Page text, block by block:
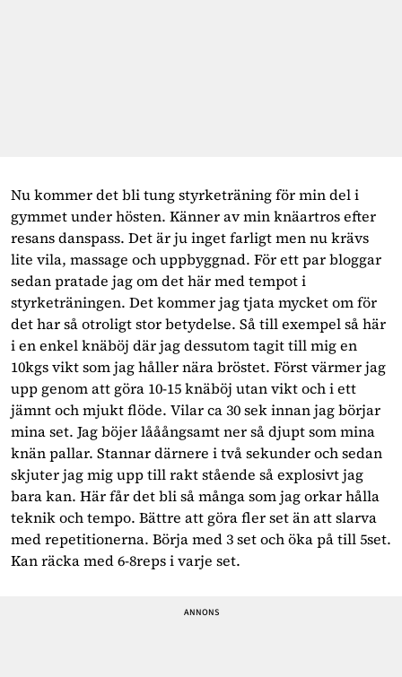
Nu kommer det bli tung styrketräning för min del i
gymmet under hösten. Känner av min knäartros efter
resans danspass. Det är ju inget farligt men nu krävs
lite vila, massage och uppbyggnad. För ett par bloggar
sedan pratade jag om det här med tempot i
styrketräningen. Det kommer jag tjata mycket om för
det har så otroligt stor betydelse. Så till exempel så här
i en enkel knäböj där jag dessutom tagit till mig en
10kgs vikt som jag håller nära bröstet. Först värmer jag
upp genom att göra 10-15 knäböj utan vikt och i ett
jämnt och mjukt flöde. Vilar ca 30 sek innan jag börjar
mina set. Jag böjer lååångsamt ner så djupt som mina
knän pallar. Stannar därnere i två sekunder och sedan
skjuter jag mig upp till rakt stående så explosivt jag
bara kan. Här får det bli så många som jag orkar hålla
teknik och tempo. Bättre att göra fler set än att slarva
med repetitionerna. Börja med 3 set och öka på till 5set.
Kan räcka med 6-8reps i varje set.